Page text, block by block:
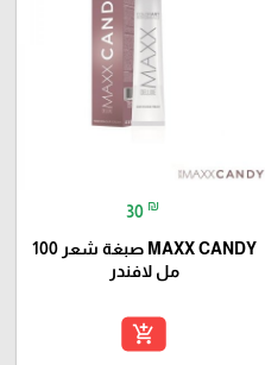
30 ₪
MAXX CANDY صبغة شعر 100
مل لافندر
add_shopping_cart